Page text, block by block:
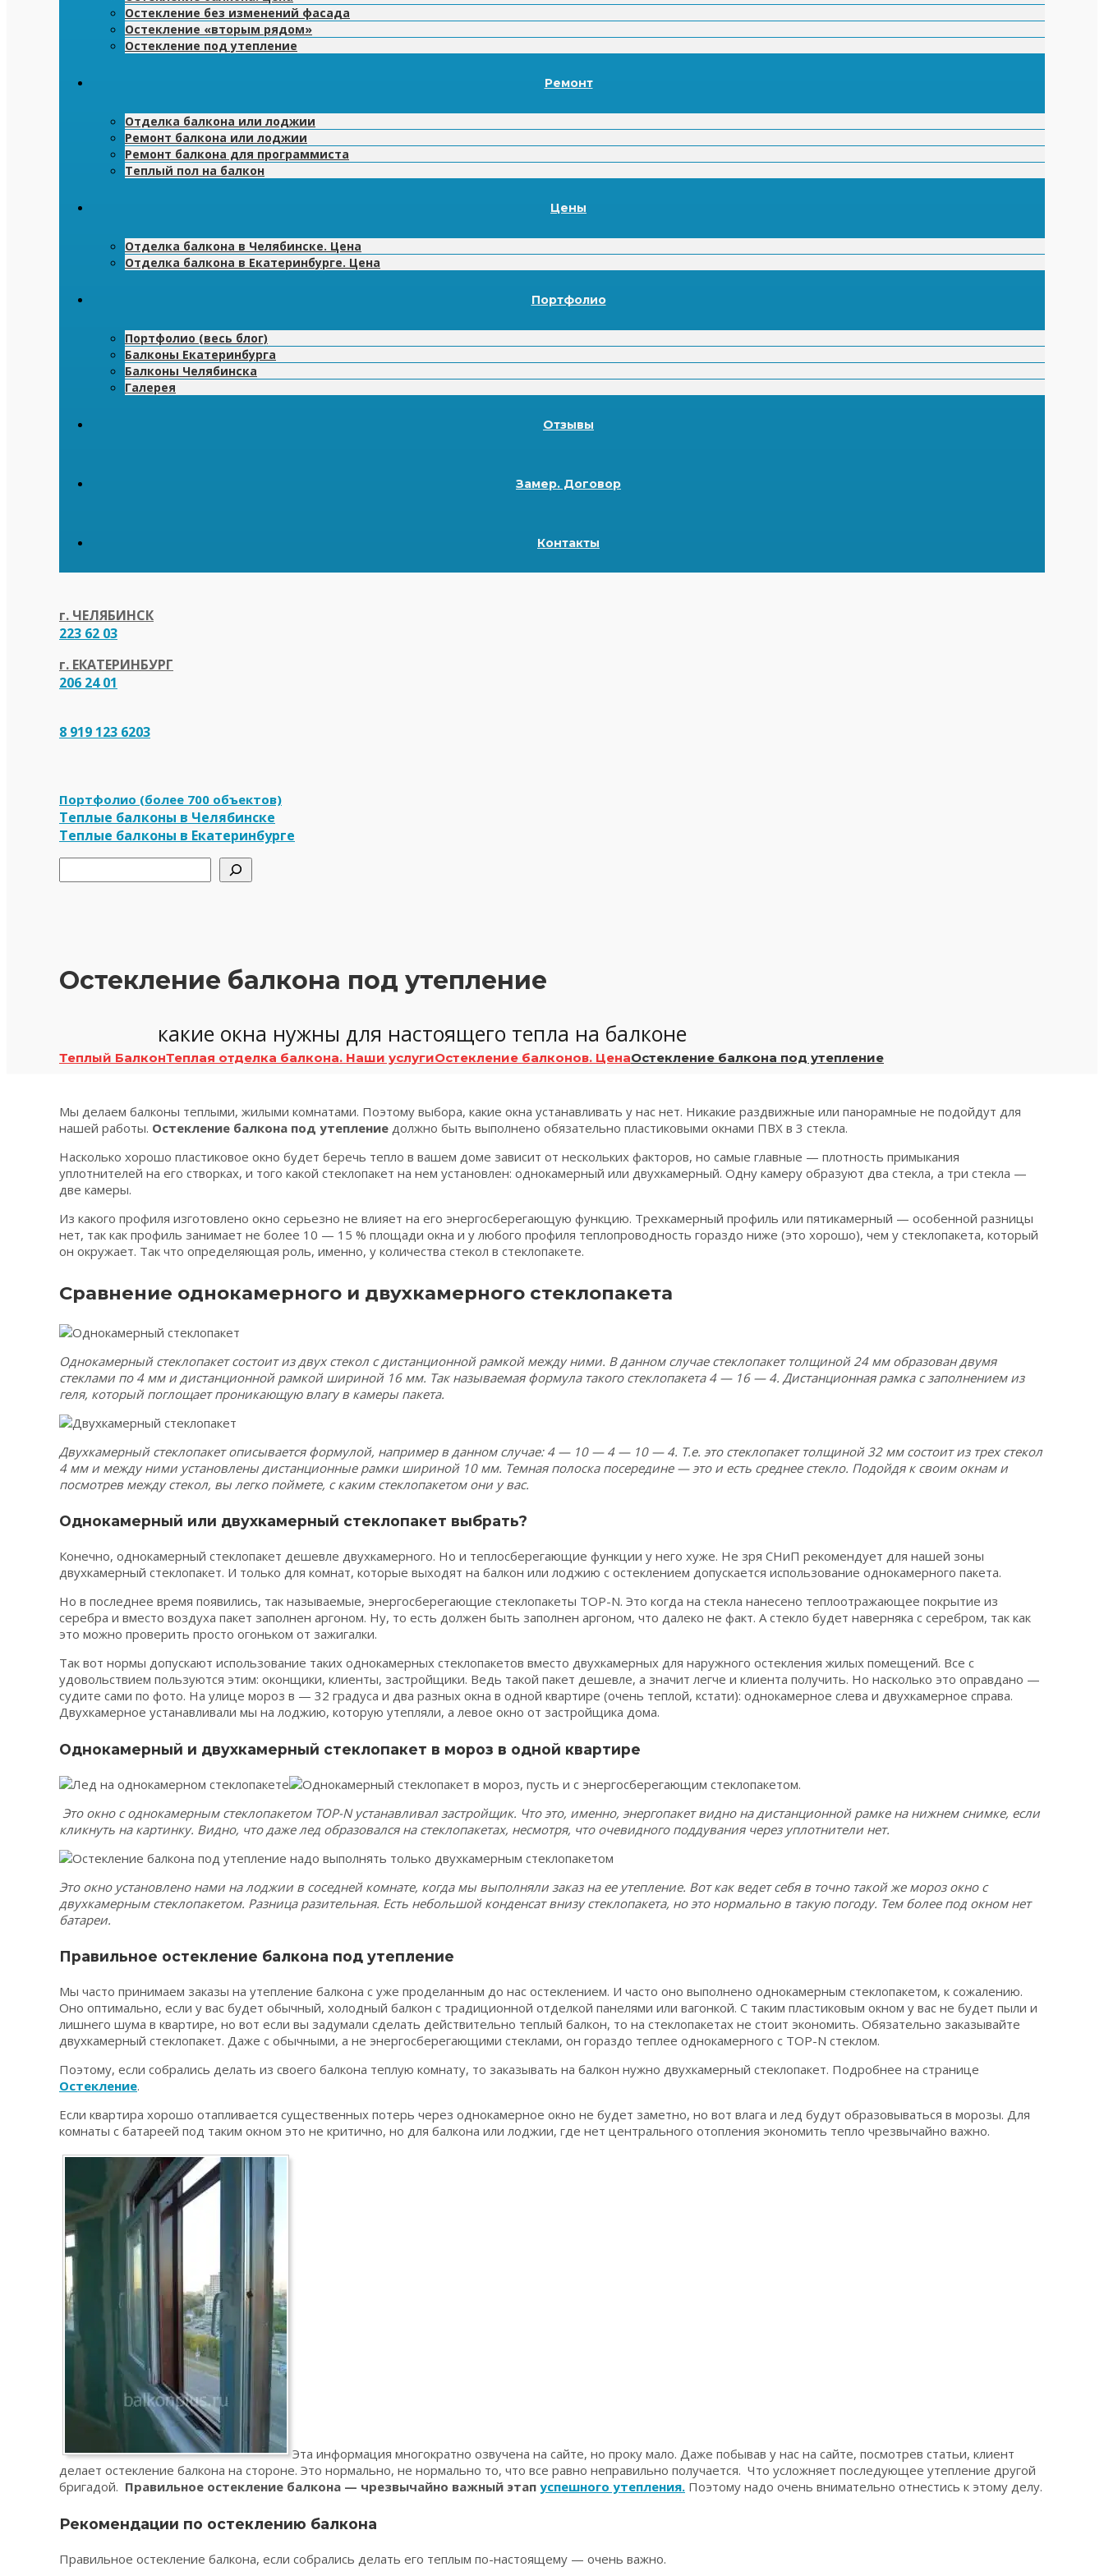
Остекление без изменений фасада
Остекление «вторым рядом»
Остекление под утепление
Ремонт
Отделка балкона или лоджии
Ремонт балкона или лоджии
Ремонт балкона для программиста
Теплый пол на балкон
Цены
Отделка балкона в Челябинске. Цена
Отделка балкона в Екатеринбурге. Цена
Портфолио
Портфолио (весь блог)
Балконы Екатеринбурга
Балконы Челябинска
Галерея
Отзывы
Замер. Договор
Контакты
г. ЧЕЛЯБИНСК
223 62 03
г. ЕКАТЕРИНБУРГ
206 24 01
8 919 123 6203
Портфолио (более 700 объектов)
Теплые балконы в Челябинске
Теплые балконы в Екатеринбурге
Остекление балкона под утепление
какие окна нужны для настоящего тепла на балконе
Теплый БалконТеплая отделка балкона. Наши услугиОстекление балконов. ЦенаОстекление балкона под утепление
Мы делаем балконы теплыми, жилыми комнатами. Поэтому выбора, какие окна устанавливать у нас нет. Никакие раздвижные или панорамные не подойдут для
нашей работы. Остекление балкона под утепление должно быть выполнено обязательно пластиковыми окнами ПВХ в 3 стекла.
Насколько хорошо пластиковое окно будет беречь тепло в вашем доме зависит от нескольких факторов, но самые главные — плотность примыкания
уплотнителей на его створках, и того какой стеклопакет на нем установлен: однокамерный или двухкамерный. Одну камеру образуют два стекла, а три стекла —
две камеры.
Из какого профиля изготовлено окно серьезно не влияет на его энергосберегающую функцию. Трехкамерный профиль или пятикамерный — особенной разницы
нет, так как профиль занимает не более 10 — 15 % площади окна и у любого профиля теплопроводность гораздо ниже (это хорошо), чем у стеклопакета, который
он окружает. Так что определяющая роль, именно, у количества стекол в стеклопакете.
Сравнение однокамерного и двухкамерного стеклопакета
Однокамерный стеклопакет состоит из двух стекол с дистанционной рамкой между ними. В данном случае стеклопакет толщиной 24 мм образован двумя
стеклами по 4 мм и дистанционной рамкой шириной 16 мм. Так называемая формула такого стеклопакета 4 — 16 — 4. Дистанционная рамка с заполнением из
геля, который поглощает проникающую влагу в камеры пакета.
Двухкамерный стеклопакет описывается формулой, например в данном случае: 4 — 10 — 4 — 10 — 4. Т.е. это стеклопакет толщиной 32 мм состоит из трех стекол
4 мм и между ними установлены дистанционные рамки шириной 10 мм. Темная полоска посередине — это и есть среднее стекло. Подойдя к своим окнам и
посмотрев между стекол, вы легко поймете, с каким стеклопакетом они у вас.
Однокамерный или двухкамерный стеклопакет выбрать?
Конечно, однокамерный стеклопакет дешевле двухкамерного. Но и теплосберегающие функции у него хуже. Не зря СНиП рекомендует для нашей зоны
двухкамерный стеклопакет. И только для комнат, которые выходят на балкон или лоджию с остеклением допускается использование однокамерного пакета.
Но в последнее время появились, так называемые, энергосберегающие стеклопакеты TOP-N. Это когда на стекла нанесено теплоотражающее покрытие из
серебра и вместо воздуха пакет заполнен аргоном. Ну, то есть должен быть заполнен аргоном, что далеко не факт. А стекло будет наверняка с серебром, так как
это можно проверить просто огоньком от зажигалки.
Так вот нормы допускают использование таких однокамерных стеклопакетов вместо двухкамерных для наружного остекления жилых помещений. Все с
удовольствием пользуются этим: оконщики, клиенты, застройщики. Ведь такой пакет дешевле, а значит легче и клиента получить. Но насколько это оправдано —
судите сами по фото. На улице мороз в — 32 градуса и два разных окна в одной квартире (очень теплой, кстати): однокамерное слева и двухкамерное справа.
Двухкамерное устанавливали мы на лоджию, которую утепляли, а левое окно от застройщика дома.
Однокамерный и двухкамерный стеклопакет в мороз в одной квартире
Это окно с однокамерным стеклопакетом TOP-N устанавливал застройщик. Что это, именно, энергопакет видно на дистанционной рамке на нижнем снимке, если
кликнуть на картинку. Видно, что даже лед образовался на стеклопакетах, несмотря, что очевидного поддувания через уплотнители нет.
Это окно установлено нами на лоджии в соседней комнате, когда мы выполняли заказ на ее утепление. Вот как ведет себя в точно такой же мороз окно с
двухкамерным стеклопакетом. Разница разительная. Есть небольшой конденсат внизу стеклопакета, но это нормально в такую погоду. Тем более под окном нет
батареи.
Правильное остекление балкона под утепление
Мы часто принимаем заказы на утепление балкона с уже проделанным до нас остеклением. И часто оно выполнено однокамерным стеклопакетом, к сожалению.
Оно оптимально, если у вас будет обычный, холодный балкон с традиционной отделкой панелями или вагонкой. С таким пластиковым окном у вас не будет пыли и
лишнего шума в квартире, но вот если вы задумали сделать действительно теплый балкон, то на стеклопакетах не стоит экономить. Обязательно заказывайте
двухкамерный стеклопакет. Даже с обычными, а не энергосберегающими стеклами, он гораздо теплее однокамерного с TOP-N стеклом.
Поэтому, если собрались делать из своего балкона теплую комнату, то заказывать на балкон нужно двухкамерный стеклопакет. Подробнее на странице
Остекление.
Если квартира хорошо отапливается существенных потерь через однокамерное окно не будет заметно, но вот влага и лед будут образовываться в морозы. Для
комнаты с батареей под таким окном это не критично, но для балкона или лоджии, где нет центрального отопления экономить тепло чрезвычайно важно.
Эта информация многократно озвучена на сайте, но проку мало. Даже побывав у нас на сайте, посмотрев статьи, клиент
делает остекление балкона на стороне. Это нормально, не нормально то, что все равно неправильно получается. Что усложняет последующее утепление другой
бригадой. Правильное остекление балкона — чрезвычайно важный этап успешного утепления. Поэтому надо очень внимательно отнестись к этому делу.
Рекомендации по остеклению балкона
Правильное остекление балкона, если собрались делать его теплым по-настоящему — очень важно.